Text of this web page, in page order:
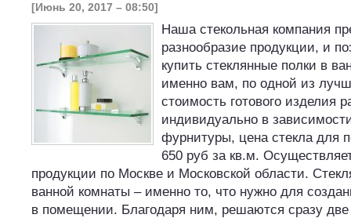
[Июнь 20, 2017 – 08:50]
Наша стекольная компания
разнообразие продукции, и
купить стеклянные полки в
именно вам, по одной из
стоимость готового изделия
индивидуально в
фурнитуры, цена стекла для
650 руб за кв.м.
продукции по Москве и Московской области.
ванной комнаты – именно то, что нужно для
в помещении. Благодаря ним, решаются сразу